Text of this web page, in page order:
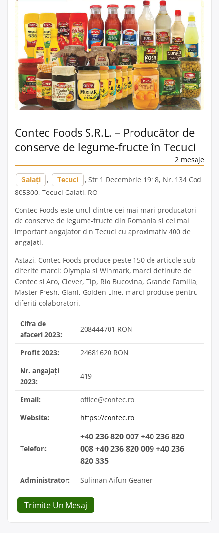
Contec Foods S.R.L. – Producător de
conserve de legume-fructe în Tecuci
2 mesaje
Galați , Tecuci
, Str 1 Decembrie 1918, Nr. 134 Cod
805300, Tecuci Galati, RO
Contec Foods este unul dintre cei mai mari producatori
de conserve de legume-fructe din Romania si cel mai
important angajator din Tecuci cu aproximativ 400 de
angajati.
Astazi, Contec Foods produce peste 150 de articole sub
diferite marci: Olympia si Winmark, marci detinute de
Contec si Aro, Clever, Tip, Rio Bucovina, Grande Familia,
Master Fresh, Giani, Golden Line, marci produse pentru
diferiti colaboratori.
Cifra de
afaceri 2023:
208444701 RON
Profit 2023:
24681620 RON
Nr. angajați
2023:
419
Email:
office@contec.ro
Website:
https://contec.ro
Telefon:
+40 236 820 007 +40 236 820
008 +40 236 820 009 +40 236
820 335
Administrator: Suliman Aifun Geaner
Trimite Un Mesaj